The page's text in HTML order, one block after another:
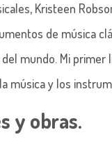
Kristeen
de música
mundo. Mi
música y los
y obras.